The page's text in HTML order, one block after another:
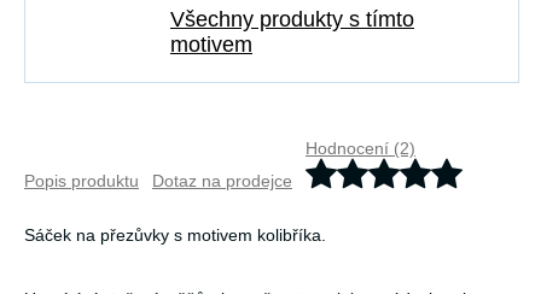
Všechny produkty s tímto
motivem
Popis produktu Dotaz na prodejce
Hodnocení (2)
Sáček na přezůvky s motivem kolibříka.